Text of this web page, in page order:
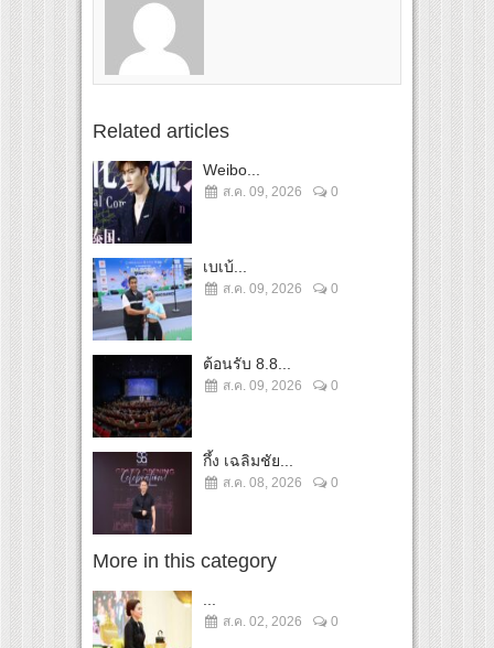
Related articles
Weibo...
ส.ค. 09, 2026 0
เบเบ้...
ส.ค. 09, 2026 0
ต้อนรับ 8.8...
ส.ค. 09, 2026 0
กึ้ง เฉลิมชัย...
ส.ค. 08, 2026 0
More in this category
...
ส.ค. 02, 2026 0